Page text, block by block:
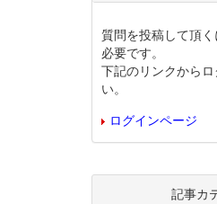
質問を投稿して頂
必要です。
下記のリンクから
い。
ログインページ
記事カ